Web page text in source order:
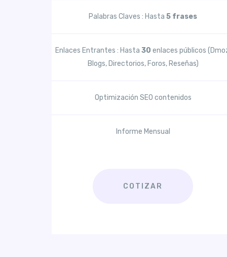
Palabras Claves : Hasta 5 frases
Enlaces Entrantes : Hasta 30 enlaces públicos
Blogs, Directorios, Foros, Reseñas)
Optimización SEO contenidos
Informe Mensual
COTIZAR